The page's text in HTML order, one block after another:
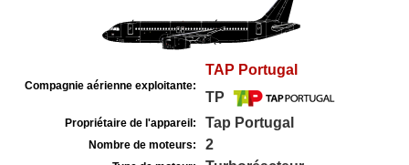
Compagnie aérienne exploitante:
TAP Portugal
TP
Propriétaire de l'appareil: Tap Portugal
Nombre de moteurs: 2